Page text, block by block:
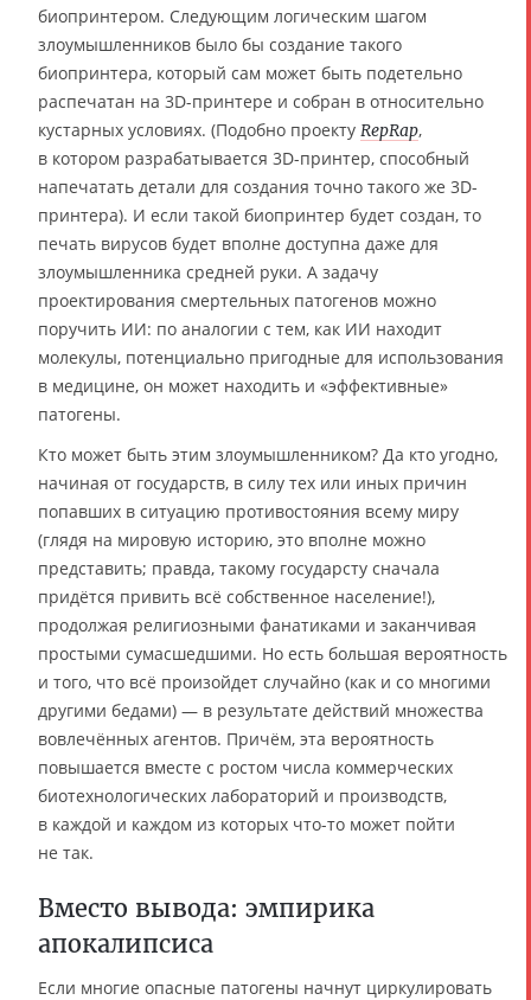
биопринтером. Следующим логическим шагом
злоумышленников было бы создание такого
биопринтера, который сам может быть подетельно
распечатан на 3D-принтере и собран в относительно
кустарных условиях. (Подобно проекту RepRap,
в котором разрабатывается 3D-принтер, способный
напечатать детали для создания точно такого же 3D-
принтера). И если такой биопринтер будет создан, то
печать вирусов будет вполне доступна даже для
злоумышленника средней руки. А задачу
проектирования смертельных патогенов можно
поручить ИИ: по аналогии с тем, как ИИ находит
молекулы, потенциально пригодные для использования
в медицине, он может находить и «эффективные»
патогены.
Кто может быть этим злоумышленником? Да кто угодно,
начиная от государств, в силу тех или иных причин
попавших в ситуацию противостояния всему миру
(глядя на мировую историю, это вполне можно
представить; правда, такому государсту сначала
придётся привить всё собственное население!),
продолжая религиозными фанатиками и заканчивая
простыми сумасшедшими. Но есть большая вероятность
и того, что всё произойдет случайно (как и со многими
другими бедами) — в результате действий множества
вовлечённых агентов. Причём, эта вероятность
повышается вместе с ростом числа коммерческих
биотехнологических лабораторий и производств,
в каждой и каждом из которых что-то может пойти
не так.
Вместо вывода: эмпирика
апокалипсиса
Если многие опасные патогены начнут циркулировать